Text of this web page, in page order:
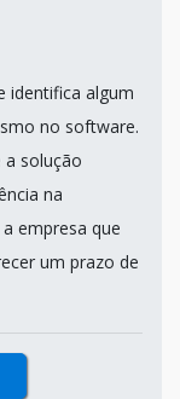
identifica algum
no software.
solução
na
empresa que
um prazo de